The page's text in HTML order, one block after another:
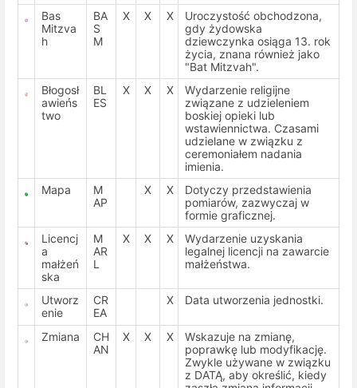
Bas
Mitzva
h
BA
S
M
X X X
Uroczystość obchodzona,
gdy żydowska
dziewczynka osiąga 13. rok
życia, znana również jako
"Bat Mitzvah".
Błogosł
awieńs
two
BL
ES
X X X
Wydarzenie religijne
związane z udzieleniem
boskiej opieki lub
wstawiennictwa. Czasami
udzielane w związku z
ceremoniałem nadania
imienia.
Mapa
M
AP
X X
Dotyczy przedstawienia
pomiarów, zazwyczaj w
formie graficznej.
Licencj
a
małżeń
ska
M
AR
L
X X X
Wydarzenie uzyskania
legalnej licencji na zawarcie
małżeństwa.
Utworz
enie
CR
EA
X Data utworzenia jednostki.
Zmiana
CH
AN
X X X
Wskazuje na zmianę,
poprawkę lub modyfikację.
Zwykle używane w związku
z DATĄ, aby określić, kiedy